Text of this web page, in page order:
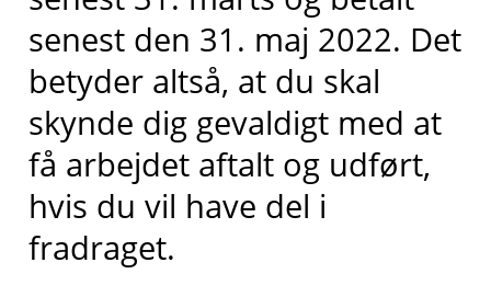
senest den 31. maj 2022. Det
betyder altså, at du skal
skynde dig gevaldigt med at
få arbejdet aftalt og udført,
hvis du vil have del i
fradraget.